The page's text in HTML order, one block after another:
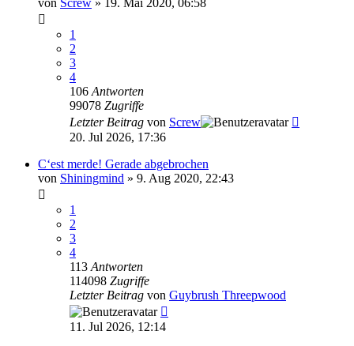
von Screw » 19. Mai 2020, 06:58
1
2
3
4
106 Antworten
99078 Zugriffe
Letzter Beitrag von Screw
20. Jul 2026, 17:36
C‘est merde! Gerade abgebrochen
von Shiningmind » 9. Aug 2020, 22:43
1
2
3
4
113 Antworten
114098 Zugriffe
Letzter Beitrag von Guybrush Threepwood
11. Jul 2026, 12:14